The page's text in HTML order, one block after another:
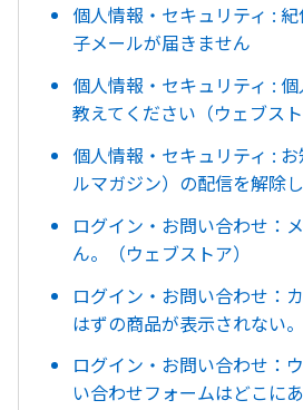
個人情報・セキュリティ :
子メールが届きません
個人情報・セキュリティ :
教えてください（ウェブスト
個人情報・セキュリティ :
ルマガジン）の配信を解除し
ログイン・お問い合わせ：
ん。（ウェブストア）
ログイン・お問い合わせ：
はずの商品が表示されない
ログイン・お問い合わせ：
い合わせフォームはどこに